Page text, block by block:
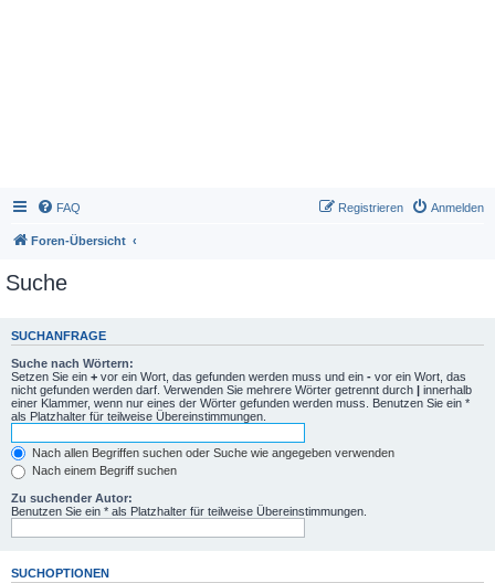
FAQ Anmelden
Registrieren
Foren-Übersicht
Suche
SUCHANFRAGE
Suche nach Wörtern:
Setzen Sie ein + vor ein Wort, das gefunden werden muss und ein - vor ein Wort, das
nicht gefunden werden darf. Verwenden Sie mehrere Wörter getrennt durch | innerhalb
einer Klammer, wenn nur eines der Wörter gefunden werden muss. Benutzen Sie ein *
als Platzhalter für teilweise Übereinstimmungen.
Nach allen Begriffen suchen oder Suche wie angegeben verwenden
Nach einem Begriff suchen
Zu suchender Autor:
Benutzen Sie ein * als Platzhalter für teilweise Übereinstimmungen.
SUCHOPTIONEN